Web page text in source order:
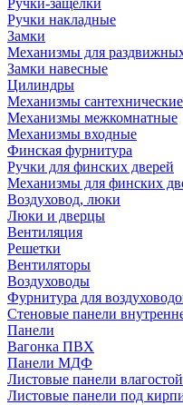
Ручки-защёлки
Ручки накладные
Замки
Механизмы для
Замки навесные
Цилиндры
Механизмы сантехнические
Механизмы межкомнатные
Механизмы входные
Финская фурнитура
Ручки для финских дверей
Механизмы для финских
Воздуховод, люки
Люки и дверцы
Вентиляция
Решетки
Вентиляторы
Воздуховоды
Фурнитура для
Стеновые панели
Панели
Вагонка ПВХ
Панели МДФ
Листовые панели
Листовые панели под